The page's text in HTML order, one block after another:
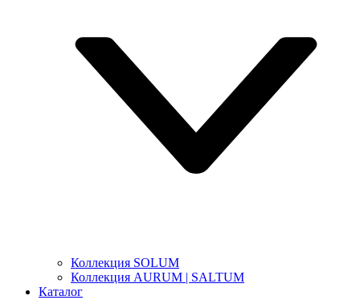
Коллекция SOLUM
Коллекция AURUM | SALTUM
Каталог